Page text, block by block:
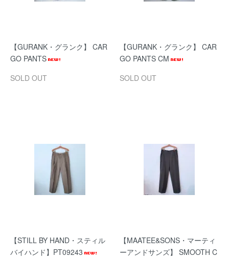
【GURANK・グランク】 CAR
GO PANTS
SOLD OUT
【GURANK・グランク】 CAR
GO PANTS CM
SOLD OUT
【STILL BY HAND・スティル
バイハンド】PT09243
【MAATEE&SONS・マーティ
ーアンドサンズ】 SMOOTH C